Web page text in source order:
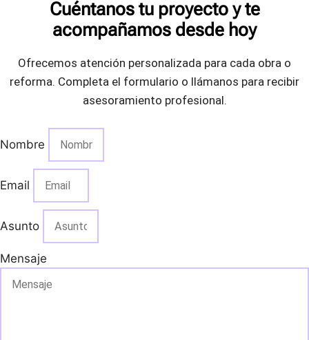
Cuéntanos tu proyecto y te
acompañamos desde hoy
Ofrecemos atención personalizada para cada obra o
reforma. Completa el formulario o llámanos para recibir
asesoramiento profesional.
Nombre
Email
Asunto
Mensaje